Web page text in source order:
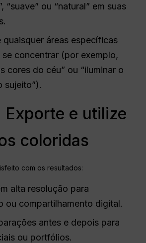
“suave” ou “natural” em suas
quaisquer áreas específicas
se concentrar (por exemplo,
cores do céu” ou “iluminar o
sujeito”).
Exporte e utilize
coloridas
com os resultados:
alta resolução para
ou compartilhamento digital.
antes e depois para
ou portfólios.